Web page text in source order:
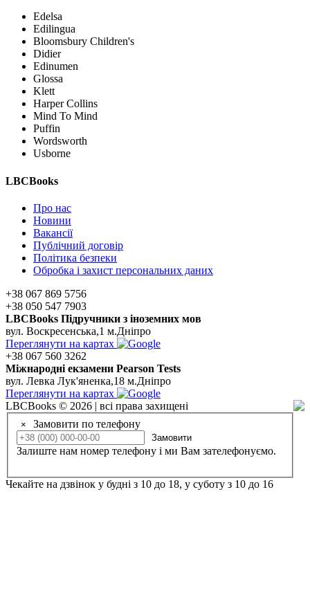
Edelsa
Edilingua
Bloomsbury Children's
Didier
Edinumen
Glossa
Klett
Harper Collins
Mind To Mind
Puffin
Wordsworth
Usborne
LBCBooks
Про нас
Новини
Вакансії
Публічний договір
Політика безпеки
Обробка і захист персональних даних
+38 067 869 5756
+38 050 547 7903
LBCBooks Підручники з іноземних мов
вул. Воскресенська,1 м.Дніпро
Переглянути на картах
+38 067 560 3262
Мiжнароднi екзамени Pearson Tests
вул. Левка Лук'яненка,18 м.Дніпро
Переглянути на картах
LBCBooks © 2026 | всі права захищені
× Замовити по телефону
Замовити
Залиште нам номер телефону і ми Вам зателефонуємо.
Чекайте на дзвінок у будні з 10 до 18, у суботу з 10 до 16